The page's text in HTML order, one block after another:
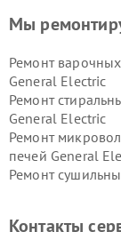
Мы
Ремонт
General Electric
Ремонт
General Electric
Ремонт
печей General
Ремонт
Контакты